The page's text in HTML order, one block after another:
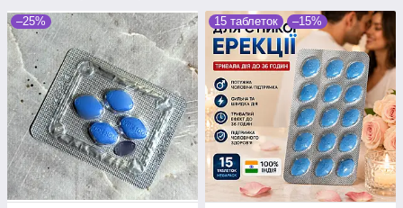
–25% 15 таблеток –15%